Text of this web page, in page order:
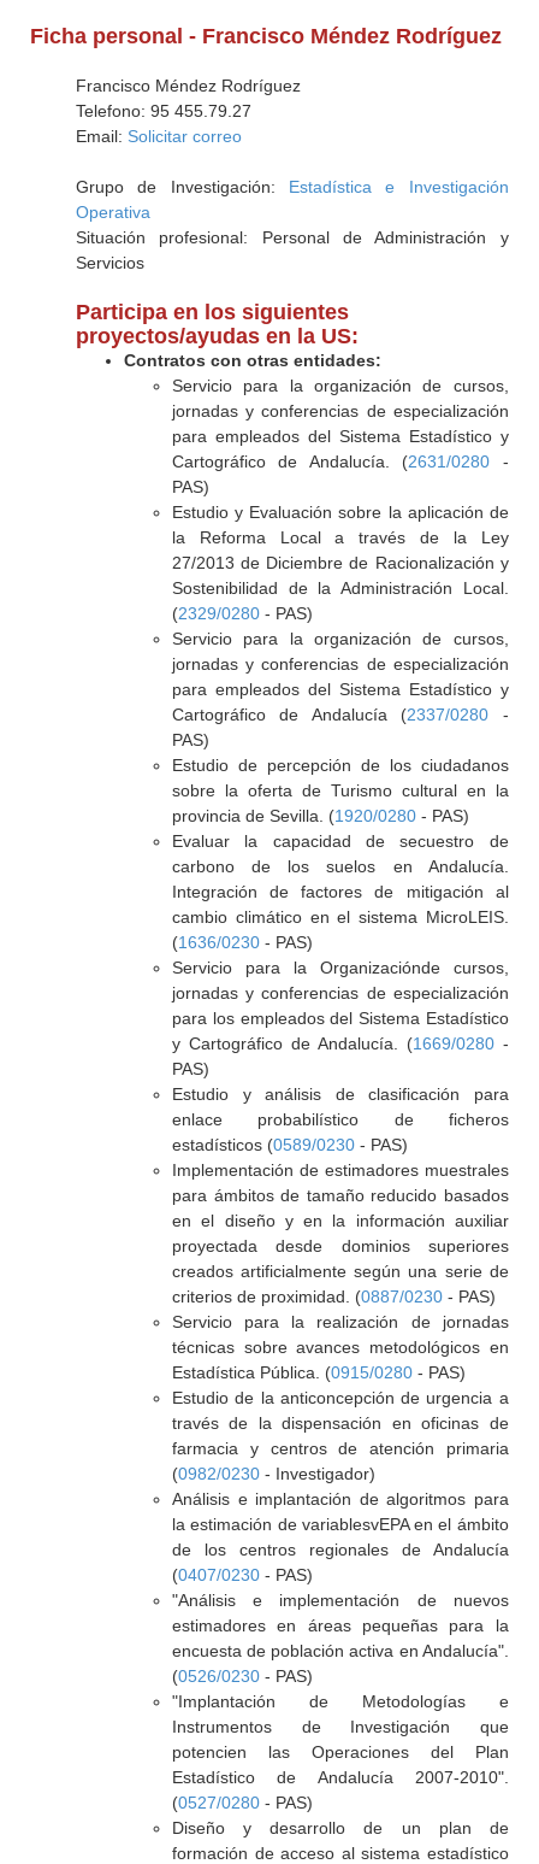
Ficha personal - Francisco Méndez Rodríguez
Francisco Méndez Rodríguez
Telefono: 95 455.79.27
Email: Solicitar correo
Grupo de Investigación: Estadística e Investigación
Operativa
Situación profesional: Personal de Administración y
Servicios
Participa en los siguientes
proyectos/ayudas en la US:
Contratos con otras entidades:
Servicio para la organización de cursos,
jornadas y conferencias de especialización
para empleados del Sistema Estadístico y
Cartográfico de Andalucía. (2631/0280 -
PAS)
Estudio y Evaluación sobre la aplicación de
la Reforma Local a través de la Ley
27/2013 de Diciembre de Racionalización y
Sostenibilidad de la Administración Local.
(2329/0280- PAS)
Servicio para la organización de cursos,
jornadas y conferencias de especialización
para empleados del Sistema Estadístico y
Cartográfico de Andalucía (2337/0280 -
PAS)
Estudio de percepción de los ciudadanos
sobre la oferta de Turismo cultural en la
provincia de Sevilla. (1920/0280- PAS)
Evaluar la capacidad de secuestro de
carbono de los suelos en Andalucía.
Integración de factores de mitigación al
cambio climático en el sistema MicroLEIS.
(1636/0230- PAS)
Servicio para la Organizaciónde cursos,
jornadas y conferencias de especialización
para los empleados del Sistema Estadístico
y Cartográfico de Andalucía. (1669/0280-
PAS)
Estudio y análisis de clasificación para
enlace probabilístico de ficheros
estadísticos (0589/0230- PAS)
Implementación de estimadores muestrales
para ámbitos de tamaño reducido basados
en el diseño y en la información auxiliar
proyectada desde dominios superiores
creados artificialmente según una serie de
criterios de proximidad. (0887/0230- PAS)
Servicio para la realización de jornadas
técnicas sobre avances metodológicos en
Estadística Pública. (0915/0280- PAS)
Estudio de la anticoncepción de urgencia a
través de la dispensación en oficinas de
farmacia y centros de atención primaria
(0982/0230- Investigador)
Análisis e implantación de algoritmos para
la estimación de variablesvEPA en el ámbito
de los centros regionales de Andalucía
(0407/0230- PAS)
"Análisis e implementación de nuevos
estimadores en áreas pequeñas para la
encuesta de población activa en Andalucía".
(0526/0230- PAS)
"Implantación de Metodologías e
Instrumentos de Investigación que
potencien las Operaciones del Plan
Estadístico de Andalucía 2007-2010".
(0527/0280- PAS)
Diseño y desarrollo de un plan de
formación de acceso al sistema estadístico